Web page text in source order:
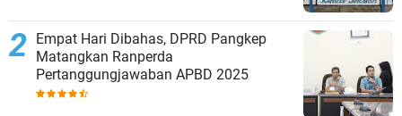
Empat Hari Dibahas, DPRD Pangkep
Matangkan Ranperda
Pertanggungjawaban APBD 2025